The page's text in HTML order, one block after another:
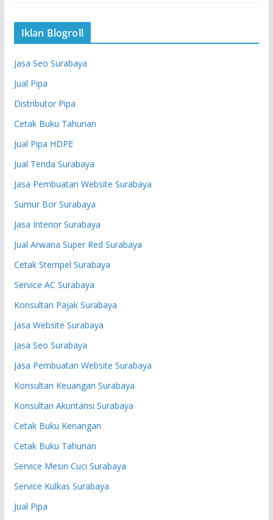
Iklan Blogroll
Jasa Seo Surabaya
Jual Pipa
Distributor Pipa
Cetak Buku Tahunan
Jual Pipa HDPE
Jual Tenda Surabaya
Jasa Pembuatan Website Surabaya
Sumur Bor Surabaya
Jasa Interior Surabaya
Jual Arwana Super Red Surabaya
Cetak Stempel Surabaya
Service AC Surabaya
Konsultan Pajak Surabaya
Jasa Website Surabaya
Jasa Seo Surabaya
Jasa Pembuatan Website Surabaya
Konsultan Keuangan Surabaya
Konsultan Akuntansi Surabaya
Cetak Buku Kenangan
Cetak Buku Tahunan
Service Mesin Cuci Surabaya
Service Kulkas Surabaya
Jual Pipa